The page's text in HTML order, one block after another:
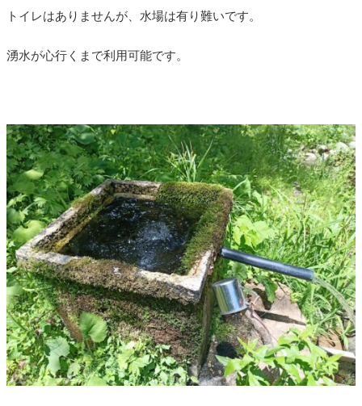
トイレはありませんが、水場は有り難いです。
湧水が心行くまで利用可能です。